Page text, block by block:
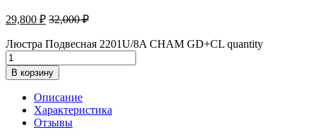
29,800 ₽ 32,000₽
Люстра Подвесная 2201U/8A CHAM GD+CL quantity
В корзину
Описание
Характеристика
Отзывы